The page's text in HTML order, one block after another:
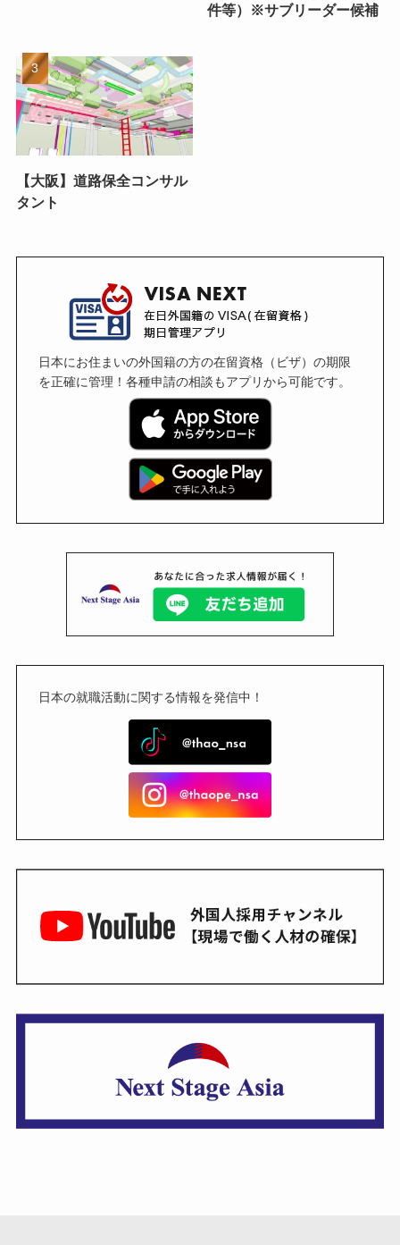
件等）※サブリーダー候補
【大阪】道路保全コンサル
タント
日本にお住まいの外国籍の方の在留資格（ビザ）の期限
を正確に管理！各種申請の相談もアプリから可能です。
日本の就職活動に関する情報を発信中！